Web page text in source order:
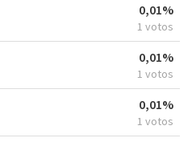
0,01%
1 votos
0,01%
1 votos
0,01%
1 votos